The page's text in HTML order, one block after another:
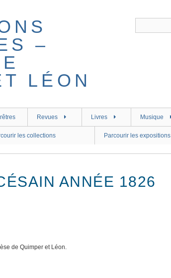
Revues Livres Musique
les collections Parcourir les expositions
ANNÉE 1826
de Quimper et Léon.